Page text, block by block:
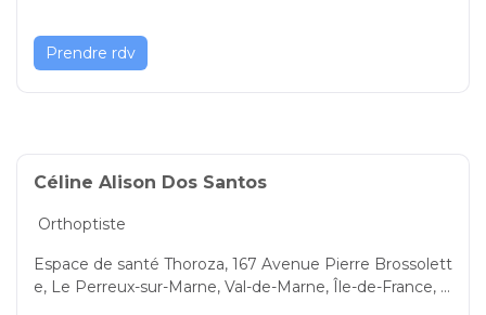
Prendre rdv
Céline Alison Dos Santos
Orthoptiste
Espace de santé Thoroza, 167 Avenue Pierre Brossolett
e, Le Perreux-sur-Marne, Val-de-Marne, Île-de-France, 9